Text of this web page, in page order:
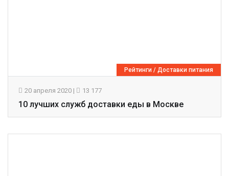
Рейтинги / Доставки питания
20 апреля 2020 | 13 177
10 лучших служб доставки еды в Москве